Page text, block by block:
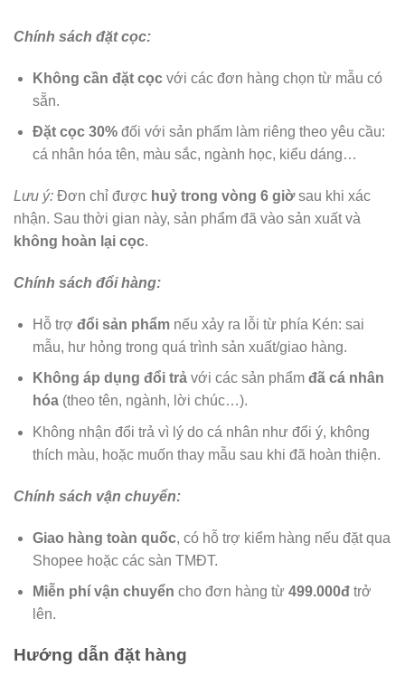
Chính sách đặt cọc:
Không cần đặt cọcvới các đơn hàng chọn từ mẫu có
sẵn.
Đặt cọc 30%đối với sản phẩm làm riêng theo yêu cầu:
cá nhân hóa tên, màu sắc, ngành học, kiểu dáng…
Lưu ý: Đơn chỉ được huỷ trong vòng 6 giờsau khi xác
nhận. Sau thời gian này, sản phẩm đã vào sản xuất và
không hoàn lại cọc.
Chính sách đổi hàng:
Hỗ trợ đổi sản phẩmnếu xảy ra lỗi từ phía Kén: sai
mẫu, hư hỏng trong quá trình sản xuất/giao hàng.
Không áp dụng đổi trảvới các sản phẩm đã cá nhân
hóa(theo tên, ngành, lời chúc…).
Không nhận đổi trả vì lý do cá nhân như đổi ý, không
thích màu, hoặc muốn thay mẫu sau khi đã hoàn thiện.
Chính sách vận chuyển:
Giao hàng toàn quốc, có hỗ trợ kiểm hàng nếu đặt qua
Shopee hoặc các sàn TMĐT.
Miễn phí vận chuyển cho đơn hàng từ 499.000đtrở
lên.
Hướng dẫn đặt hàng